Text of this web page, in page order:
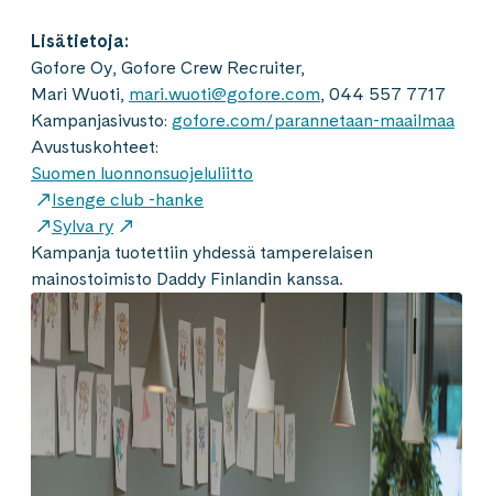
Lisätietoja:
Gofore Oy, Gofore Crew Recruiter,
Mari Wuoti, mari.wuoti@gofore.com, 044 557 7717
Kampanjasivusto: gofore.com/parannetaan-maailmaa
Avustuskohteet:
Suomen luonnonsuojeluliitto
Isenge club -hanke
Sylva ry
Kampanja tuotettiin yhdessä tamperelaisen
mainostoimisto Daddy Finlandin kanssa.